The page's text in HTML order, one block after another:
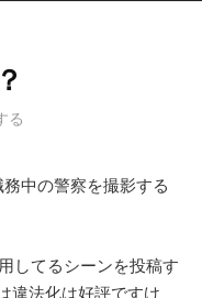
る
中の警察を撮影する
してるシーンを投稿す
違法化は好評ですけ